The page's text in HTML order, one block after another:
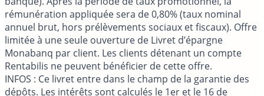
rémunération appliquée sera de 0,80% (taux nominal
annuel brut, hors prélèvements sociaux et fiscaux). Offre
limitée à une seule ouverture de Livret d’épargne
Monabanq par client. Les clients détenant un compte
Rentabilis ne peuvent bénéficier de cette offre.
INFOS : Ce livret entre dans le champ de la garantie des
dépôts. Les intérêts sont calculés le 1er et le 16 de